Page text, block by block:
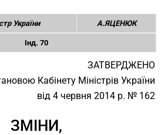
України А.ЯЦЕНЮК
Інд. 70
ЗАТВЕРДЖЕНО
Кабінету Міністрів України
від 4 червня 2014 р. № 162
ЗМІНИ,